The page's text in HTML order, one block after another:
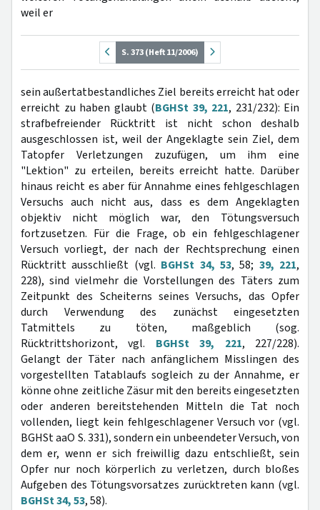
weil er
S. 373 (Heft 11/2006)
sein außertatbestandliches Ziel bereits erreicht hat oder
erreicht zu haben glaubt (BGHSt 39, 221, 231/232): Ein
strafbefreiender Rücktritt ist nicht schon deshalb
ausgeschlossen ist, weil der Angeklagte sein Ziel, dem
Tatopfer Verletzungen zuzufügen, um ihm eine
"Lektion" zu erteilen, bereits erreicht hatte. Darüber
hinaus reicht es aber für Annahme eines fehlgeschlagen
Versuchs auch nicht aus, dass es dem Angeklagten
objektiv nicht möglich war, den Tötungsversuch
fortzusetzen. Für die Frage, ob ein fehlgeschlagener
Versuch vorliegt, der nach der Rechtsprechung einen
Rücktritt ausschließt (vgl. BGHSt 34, 53, 58; 39, 221,
228), sind vielmehr die Vorstellungen des Täters zum
Zeitpunkt des Scheiterns seines Versuchs, das Opfer
durch Verwendung des zunächst eingesetzten
Tatmittels zu töten, maßgeblich (sog.
Rücktrittshorizont, vgl. BGHSt 39, 221, 227/228).
Gelangt der Täter nach anfänglichem Misslingen des
vorgestellten Tatablaufs sogleich zu der Annahme, er
könne ohne zeitliche Zäsur mit den bereits eingesetzten
oder anderen bereitstehenden Mitteln die Tat noch
vollenden, liegt kein fehlgeschlagener Versuch vor (vgl.
BGHSt aaO S. 331), sondern ein unbeendeter Versuch, von
dem er, wenn er sich freiwillig dazu entschließt, sein
Opfer nur noch körperlich zu verletzen, durch bloßes
Aufgeben des Tötungsvorsatzes zurücktreten kann (vgl.
BGHSt 34, 53, 58).